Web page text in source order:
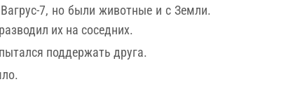
7, но были животные и с Земли.
их на соседних.
поддержать друга.